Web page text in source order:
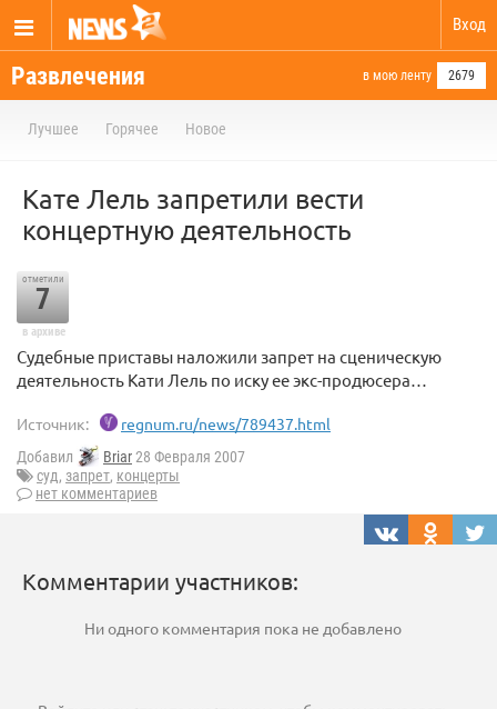
Вход
Развлечения в мою ленту 2679
Лучшее Горячее Новое
Кате Лель запретили вести
концертную деятельность
отметили
7
в архиве
Судебные приставы наложили запрет на сценическую
деятельность Кати Лель по иску ее экс-продюсера…
Источник: regnum.ru/news/789437.html
Добавил Briar28 Февраля 2007
суд, запрет, концерты
нет комментариев
Комментарии участников:
Ни одного комментария пока не добавлено